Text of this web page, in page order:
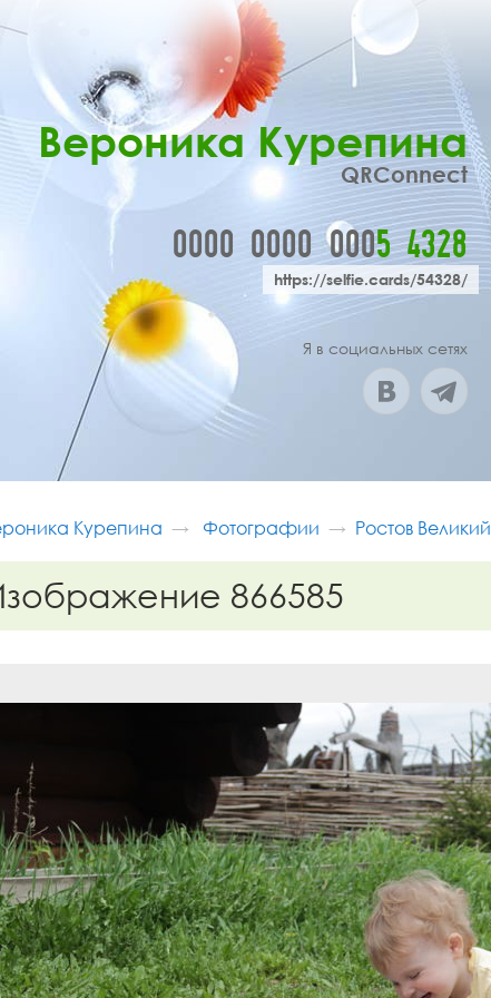
Вероника Курепина
QRConnect
0000 0000 0005 4328
https://selfie.cards/54328/
Я в социальных сетях
Курепина Фотографии Ростов Великий
866585